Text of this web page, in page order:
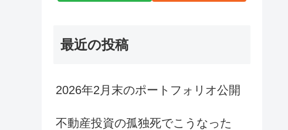
最近の投稿
2026年2月末のポートフォリオ公開
不動産投資の孤独死でこうなった